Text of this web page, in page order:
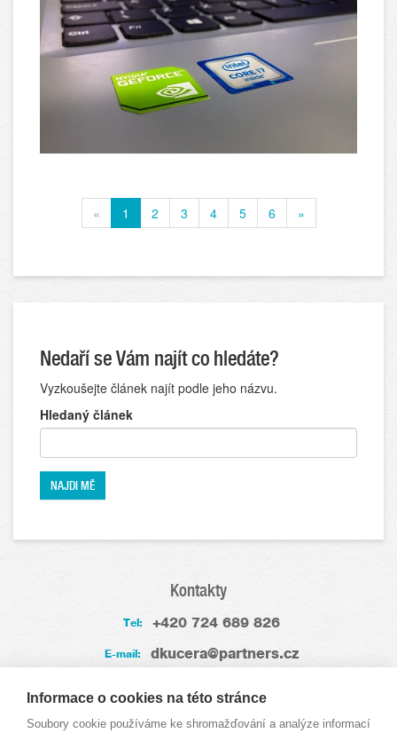
« 1 2 3 4 5 6 »
Nedaří se Vám najít co hledáte?
Vyzkoušejte článek najít podle jeho názvu.
Hledaný článek
Kontakty
Tel: +420 724 689 826
E-mail: dkucera@partners.cz
Zkušenosti
Informace o cookies na této stránce
Soubory cookie používáme ke shromažďování a analýze informací